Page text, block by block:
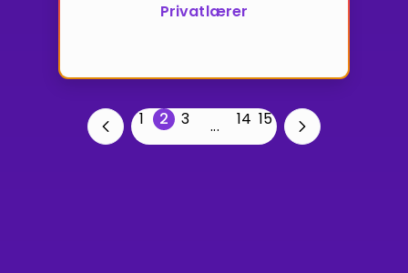
Privatlærer
Forrige
1 2 3 ... 14 15
Forrige